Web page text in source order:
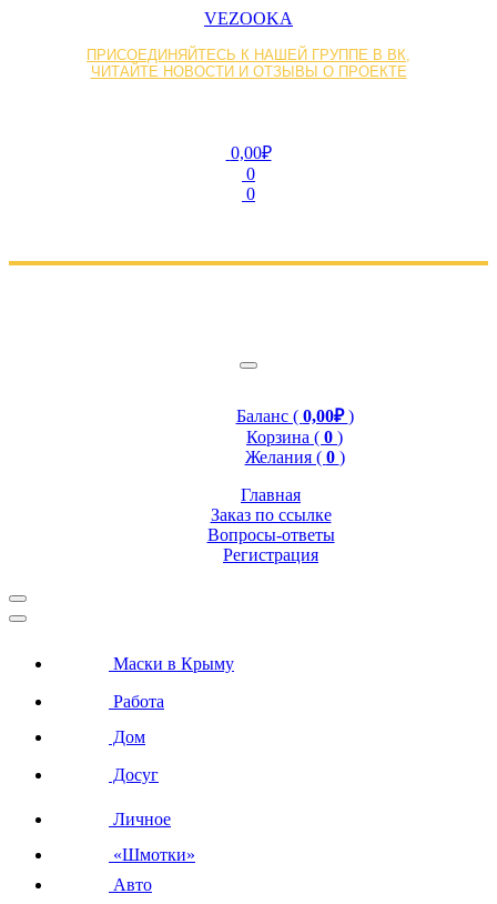
VEZOOKA
ПРИСОЕДИНЯЙТЕСЬ К НАШЕЙ ГРУППЕ В ВК,
ЧИТАЙТЕ НОВОСТИ И ОТЗЫВЫ О ПРОЕКТЕ
0,00₽
0
0
Баланс ( 0,00₽)
Корзина ( 0 )
Желания ( 0 )
Главная
Заказ по ссылке
Вопросы-ответы
Регистрация
Маски в Крыму
Работа
Дом
Досуг
Личное
«Шмотки»
Авто